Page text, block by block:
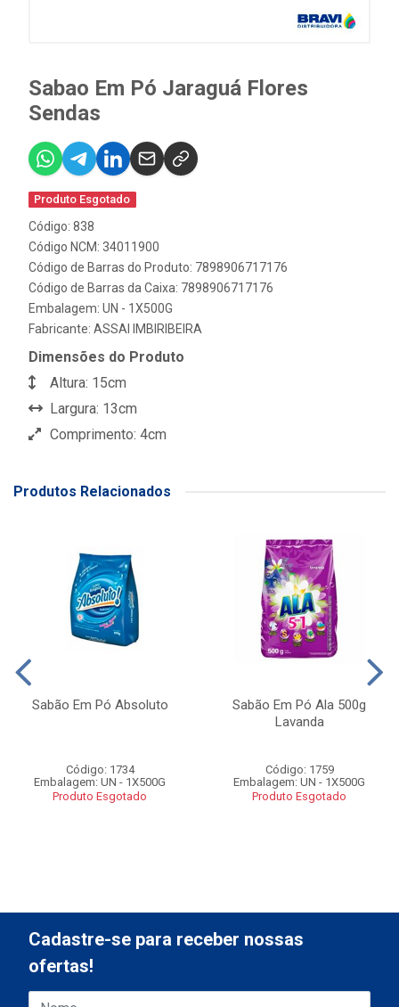
Sabao Em Pó Jaraguá Flores
Sendas
Produto Esgotado
Código: 838
Código NCM: 34011900
Código de Barras do Produto: 7898906717176
Código de Barras da Caixa: 7898906717176
Embalagem: UN - 1X500G
Fabricante: ASSAI IMBIRIBEIRA
Dimensões do Produto
Altura: 15cm
Largura: 13cm
Comprimento: 4cm
Produtos Relacionados
Sabão Em Pó Absoluto
Código: 1734
Embalagem: UN - 1X500G
Produto Esgotado
Sabão Em Pó Ala 500g
Lavanda
Código: 1759
Embalagem: UN - 1X500G
Produto Esgotado
Cadastre-se para receber nossas
ofertas!